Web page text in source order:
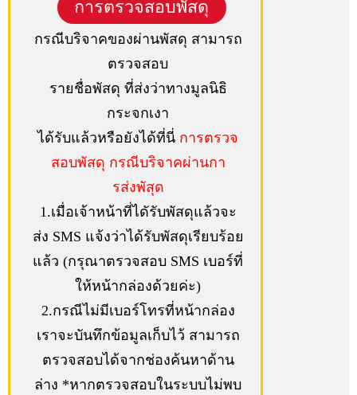
การตรวจสอบพัสดุ
กรณีบริจาคของผ่านพัสดุ สามารถ
ตรวจสอบ
รายชื่อพัสดุ ที่ส่งว่าทางมูลนิธิ
กระจกเงา
ได้รับแล้วหรือยังได้ที่นี่ การตรวจ
สอบพัสดุ กรณีบริจาคผ่านกา
รส่งพัสุด
1.เมื่อเจ้าหน้าที่ไดัรับพัสดุแล้วจะ
ส่ง SMS แจ้งว่าได้รับพัสดุเรียบร้อย
แล้ว (กรุณาตรวจสอบ SMS เบอร์ที่
ให้หน้ากล่องด้วยค่ะ)
2.กรณีไม่มีเบอร์โทรที่หน้ากล่อง
เราจะบันทึกข้อมูลเก็บไว้ สามารถ
ตรวจสอบได้จากช่องค้นหาด้าน
ล่าง *หากตรวจสอบในระบบไม่พบ